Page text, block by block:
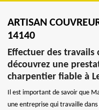
ARTISAN
14140
Effectuer des travails
découvrez une
charpentier fiable à
Il est important de savoir que
une entreprise qui travaille